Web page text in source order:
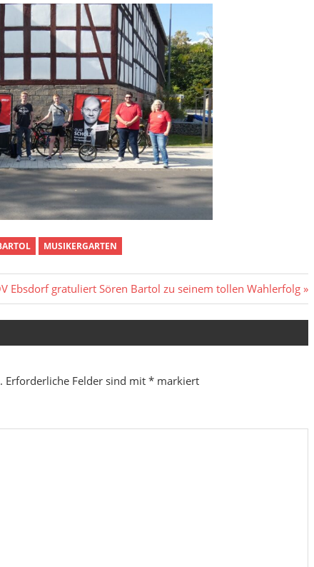
MUSIKERGARTEN
Ebsdorf gratuliert Sören Bartol zu seinem tollen Wahlerfolg
Erforderliche Felder sind mit * markiert